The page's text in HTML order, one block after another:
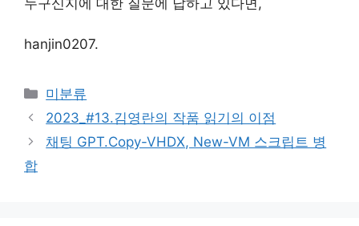
누구신지에 대한 질문에 답하고 있다면,
hanjin0207.
Categories
미분류
2023_#13.김영란의 작품 읽기의 이점
채팅 GPT.Copy-VHDX, New-VM 스크립트 병
합